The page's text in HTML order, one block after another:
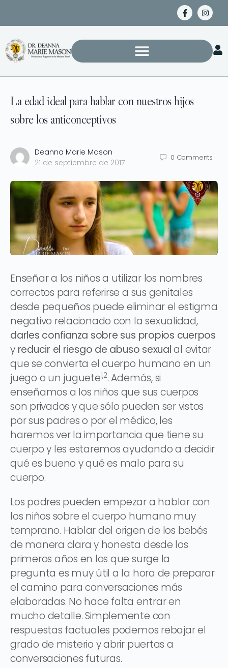
La edad ideal para hablar con nuestros hijos
sobre los anticonceptivos
Deanna Marie Mason
21 de septiembre de 2017
0 Comments
Enseñar a los niños a utilizar los nombres
correctos para referirse a sus genitales
desde pequeños puede eliminar el estigma
negativo relacionado con la sexualidad,
darles confianza sobre sus propios cuerpos
y reducir el riesgo de abuso sexualal evitar
que se convierta el cuerpo humano en un
juego o un juguete1,2. Además, si
enseñamos a los niños que sus cuerpos
son privados y que sólo pueden ser vistos
por sus padres o por el médico, les
haremos ver la importancia que tiene su
cuerpo y les estaremos ayudando a decidir
qué es bueno y qué es malo para su
cuerpo.
Los padres pueden empezar a hablar con
los niños sobre el cuerpo humano muy
temprano. Hablar del origen de los bebés
de manera clara y honesta desde los
primeros años en los que surge la
pregunta es muy útil a la hora de preparar
el camino para conversaciones más
elaboradas. No hace falta entrar en
mucho detalle. Simplemente con
respuestas factuales podemos rebajar el
grado de misterio y abrir puertas a
conversaciones futuras.